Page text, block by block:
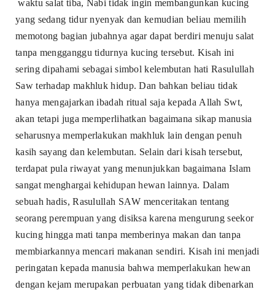
waktu salat tiba, Nabi tidak ingin membangunkan kucing
yang sedang tidur nyenyak dan kemudian beliau memilih
memotong bagian jubahnya agar dapat berdiri menuju salat
tanpa mengganggu tidurnya kucing tersebut. Kisah ini
sering dipahami sebagai simbol kelembutan hati Rasulullah
Saw terhadap makhluk hidup. Dan bahkan beliau tidak
hanya mengajarkan ibadah ritual saja kepada Allah Swt,
akan tetapi juga memperlihatkan bagaimana sikap manusia
seharusnya memperlakukan makhluk lain dengan penuh
kasih sayang dan kelembutan. Selain dari kisah tersebut,
terdapat pula riwayat yang menunjukkan bagaimana Islam
sangat menghargai kehidupan hewan lainnya. Dalam
sebuah hadis, Rasulullah SAW menceritakan tentang
seorang perempuan yang disiksa karena mengurung seekor
kucing hingga mati tanpa memberinya makan dan tanpa
membiarkannya mencari makanan sendiri. Kisah ini menjadi
peringatan kepada manusia bahwa memperlakukan hewan
dengan kejam merupakan perbuatan yang tidak dibenarkan